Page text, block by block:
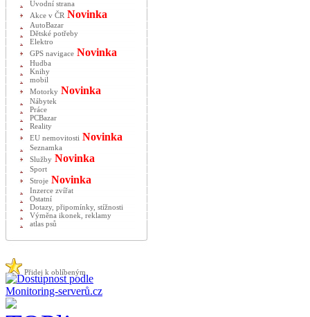
Úvodní strana
Akce v ČR Novinka
AutoBazar
Dětské potřeby
Elektro
GPS navigace Novinka
Hudba
Knihy
mobil
Motorky Novinka
Nábytek
Práce
PCBazar
Reality
EU nemovitosti Novinka
Seznamka
Služby Novinka
Sport
Stroje Novinka
Inzerce zvířat
Ostatní
Dotazy, připomínky, stížnosti
Výměna ikonek, reklamy
atlas psů
Přidej k oblíbeným